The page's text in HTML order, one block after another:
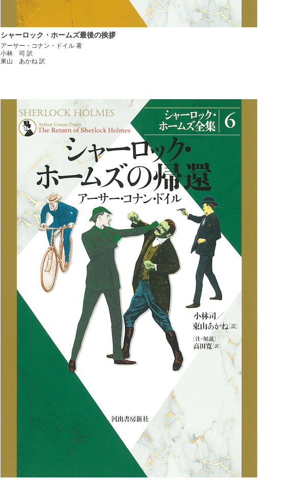
シャーロック・ホームズ最後の挨拶
アーサー・コナン・ドイル 著
小林 司 訳
東山 あかね 訳